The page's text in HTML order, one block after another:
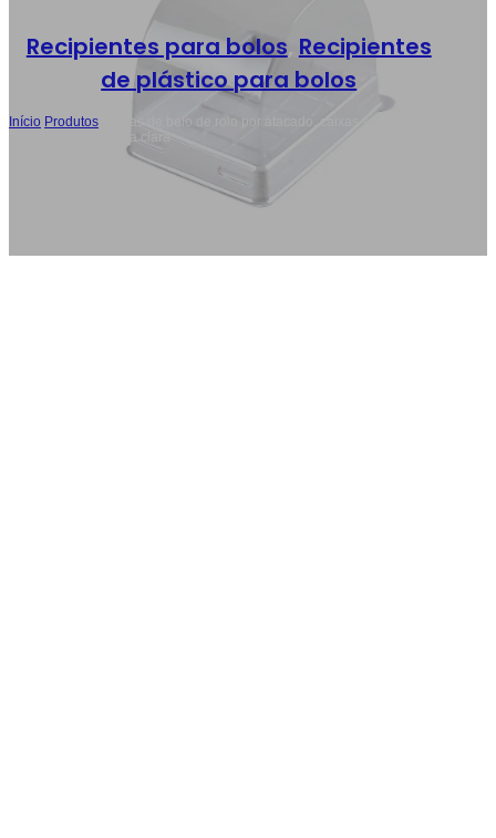
Recipientes para bolos Recipientes
de plástico para bolos
Início Produtos
Caixas de bolo de rolo por atacado, caixas suíças